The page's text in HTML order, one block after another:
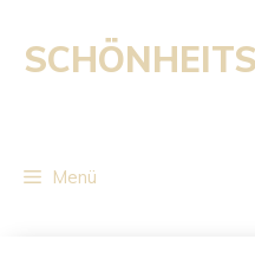
Inhalt
springen
Menü